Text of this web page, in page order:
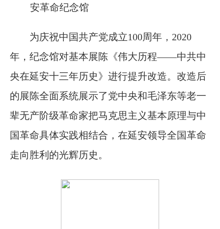
为庆祝中国共产党成立100周年，2020
年，纪念馆对基本展陈《伟大历程——中共中
央在延安十三年历史》进行提升改造。改造后
的展陈全面系统展示了党中央和毛泽东等老一
辈无产阶级革命家把马克思主义基本原理与中
国革命具体实践相结合，在延安领导全国革命
走向胜利的光辉历史。